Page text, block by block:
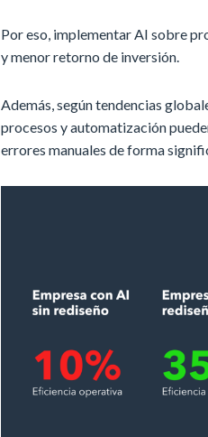
Por eso, implementar AI sobre
y menor retorno de inversión.
Además, según tendencias
procesos y automatización
errores manuales de forma